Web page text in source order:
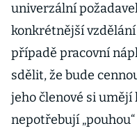
univerzální
konkrétnější
případě pracovní
sdělit, že bude
jeho členové si
nepotřebují